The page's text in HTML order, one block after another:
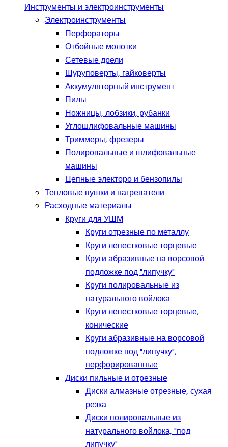
Инструменты и электроинструменты
Электроинструменты
Перфораторы
Отбойные молотки
Сетевые дрели
Шуруповерты, гайковерты
Аккумуляторный инструмент
Пилы
Ножницы, лобзики, рубанки
Углошлифовальные машины
Триммеры, фрезеры
Полировальные и шлифовальные
машины
Цепные электоро и бензопилы
Тепловые пушки и нагреватели
Расходные материалы
Круги для УШМ
Круги отрезные по металлу
Круги лепестковые торцевые
Круги абразивные на ворсовой
подложке под "липучку"
Круги полировальные из
натурального войлока
Круги лепестковые торцевые,
конические
Круги абразивные на ворсовой
подложке под "липучку",
перфорированные
Диски пильные и отрезные
Диски алмазные отрезные, сухая
резка
Диски полировальные из
натурального войлока, "под